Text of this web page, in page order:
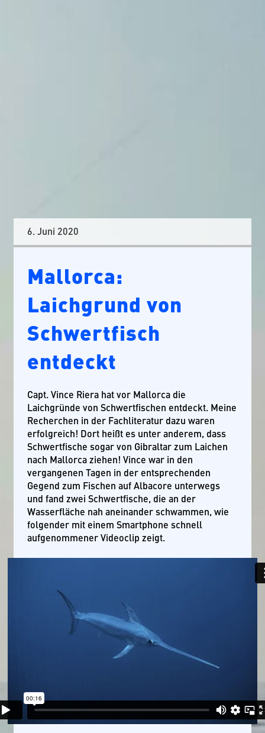
6. Juni 2020
Mallorca:
Laichgrund von
Schwertfisch
entdeckt
Capt. Vince Riera hat vor Mallorca die
Laichgründe von Schwertfischen entdeckt. Meine
Recherchen in der Fachliteratur dazu waren
erfolgreich! Dort heißt es unter anderem, dass
Schwertfische sogar von Gibraltar zum Laichen
nach Mallorca ziehen! Vince war in den
vergangenen Tagen in der entsprechenden
Gegend zum Fischen auf Albacore unterwegs
und fand zwei Schwertfische, die an der
Wasserfläche nah aneinander schwammen, wie
folgender mit einem Smartphone schnell
aufgenommener Videoclip zeigt.